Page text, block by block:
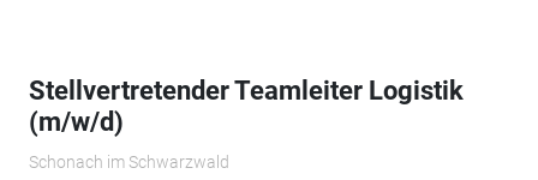
Stellvertretender Teamleiter Logistik
(m/w/d)
Schonach im Schwarzwald